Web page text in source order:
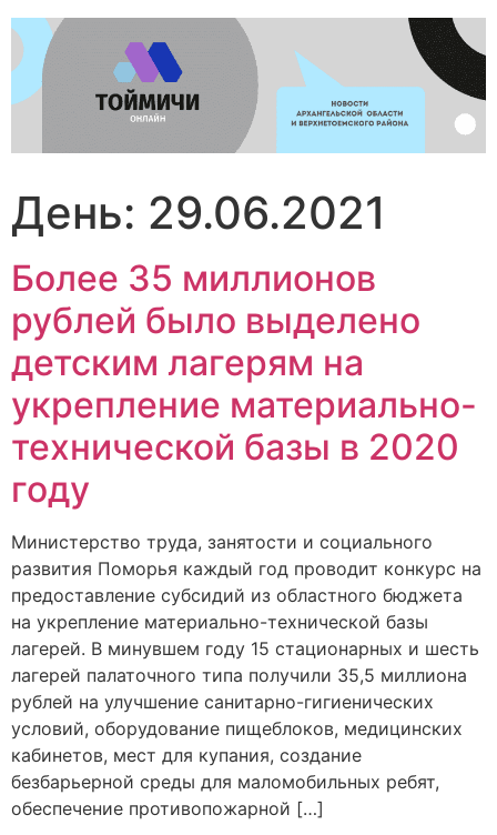
Перейти
содержимому
День: 29.06.2021
Более 35 миллионов
рублей было выделено
детским лагерям на
укрепление материально-
технической базы в 2020
году
Министерство труда, занятости и социального
развития Поморья каждый год проводит конкурс на
предоставление субсидий из областного бюджета
на укрепление материально-технической базы
лагерей. В минувшем году 15 стационарных и шесть
лагерей палаточного типа получили 35,5 миллиона
рублей на улучшение санитарно-гигиенических
условий, оборудование пищеблоков, медицинских
кабинетов, мест для купания, создание
безбарьерной среды для маломобильных ребят,
обеспечение противопожарной […]